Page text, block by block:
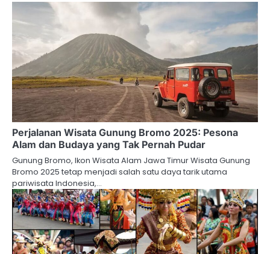
Perjalanan Wisata Gunung Bromo 2025: Pesona
Alam dan Budaya yang Tak Pernah Pudar
Gunung Bromo, Ikon Wisata Alam Jawa Timur Wisata Gunung
Bromo 2025 tetap menjadi salah satu daya tarik utama
pariwisata Indonesia,…